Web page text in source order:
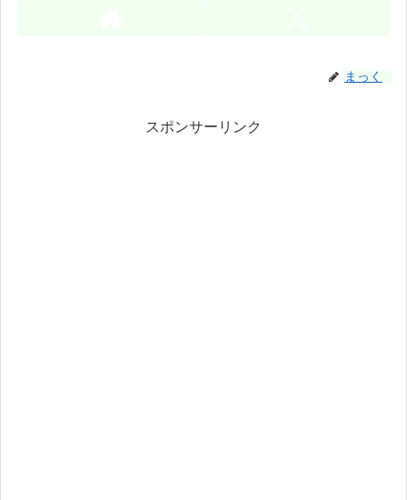
まっく
スポンサーリンク